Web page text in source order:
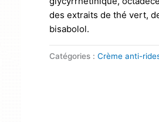
des extraits de thé vert,
bisabolol.
Catégories : Crème anti-